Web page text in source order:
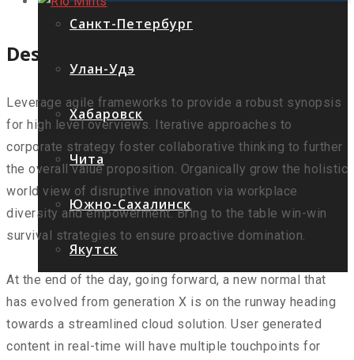
Санкт-Петербург
Улан-Удэ
Хабаровск
Чита
Южно-Сахалинск
Якутск
Description
Leverage agile frameworks to provide a robust synopsis
for high level overviews. Iterative approaches to
corporate strategy foster collaborative thinking to further
the overall value proposition. Organically grow the holistic
world view of disruptive innovation via workplace
diversity and empowerment. Bring to the table win-win
survival strategies to ensure proactive domination.
At the end of the day, going forward, a new normal that
has evolved from generation X is on the runway heading
towards a streamlined cloud solution. User generated
content in real-time will have multiple touchpoints for